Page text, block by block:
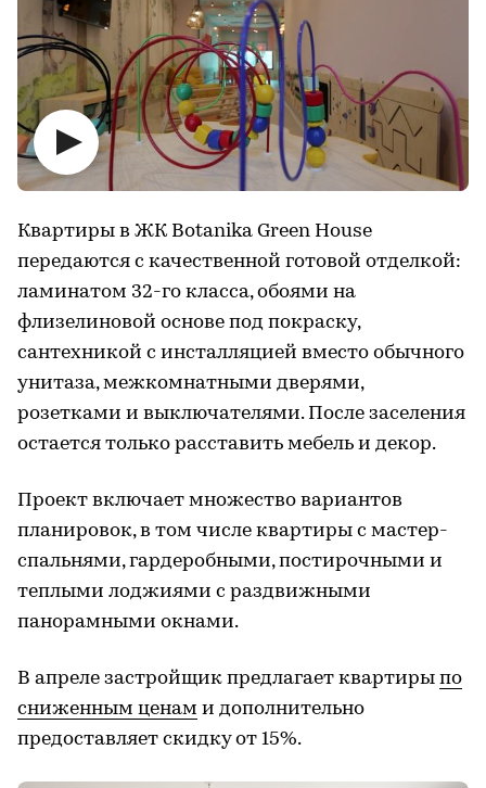
Квартиры в ЖК Botanika Green House
передаются с качественной готовой отделкой:
ламинатом 32-го класса, обоями на
флизелиновой основе под покраску,
сантехникой с инсталляцией вместо обычного
унитаза, межкомнатными дверями,
розетками и выключателями. После заселения
остается только расставить мебель и декор.
Проект включает множество вариантов
планировок, в том числе квартиры с мастер-
спальнями, гардеробными, постирочными и
теплыми лоджиями с раздвижными
панорамными окнами.
В апреле застройщик предлагает квартиры по
сниженным ценам и дополнительно
предоставляет скидку от 15%.